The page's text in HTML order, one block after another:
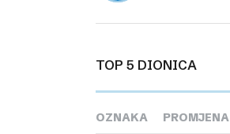
TOP 5 DIONICA
OZNAKA PROMJENA